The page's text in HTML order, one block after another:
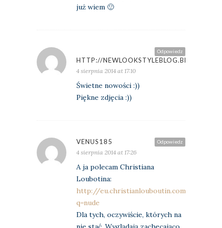
już wiem 🙂
Odpowiedz
HTTP://
4 sierpnia 2014 at 17:10
Świetne nowości :))
Piękne zdjęcia :))
Odpowiedz
VENUS185
4 sierpnia 2014 at 17:26
A ja polecam Christiana
Loubotina:
http://eu.christianlouboutin.com/uk_en/
q=nude
Dla tych, oczywiście, których na